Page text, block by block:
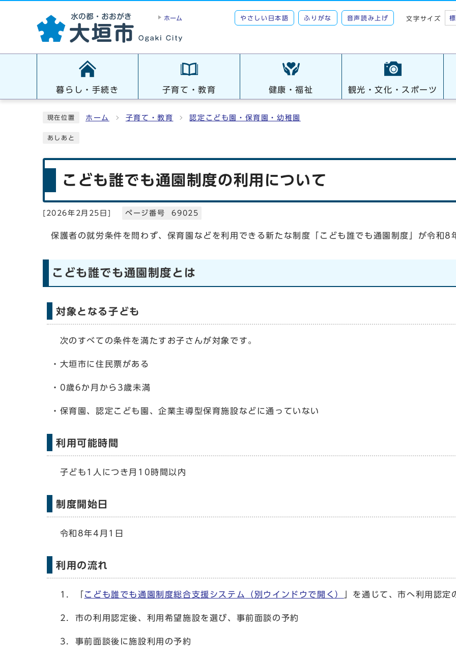
ホーム やさしい日本語 ふりがな 音声読み上げ 文字サイズ
暮らし・手続き 子育て・教育 健康・福祉 観光・文化・スポーツ
現在位置 ホーム 子育て・教育 認定こども園・保育園・幼稚園
あしあと
こども誰でも通園制度の利用について
2026年2月25日 ページ番号 69025
保護者の就労条件を問わず、保育園などを利用できる新たな制度「こども誰でも通園制度」が令和
こども誰でも通園制度とは
対象となる子ども
次のすべての条件を満たすお子さんが対象です。
・大垣市に住民票がある
・0歳6か月から3歳未満
・保育園、認定こども園、企業主導型保育施設などに通っていない
利用可能時間
子ども1人につき月10時間以内
制度開始日
令和8年4月1日
利用の流れ
1．「 こども誰でも通園制度総合支援システム （別ウインドウで開く） 」を通じて、市へ利用認定
2．市の利用認定後、利用希望施設を選び、事前面談の予約
3．事前面談後に施設利用の予約